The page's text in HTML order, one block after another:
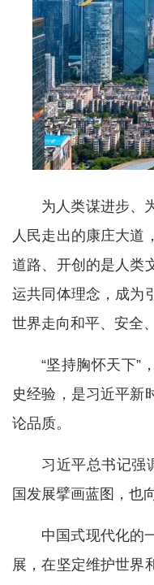
为人类谋进步、
人民走出的康庄大道
道路、开创的是人类
运共同体理念，成为
世界走向和平、安全
“坚持胸怀天下”
史经验，是习近平新
论品质。
习近平总书记强
国发展擘画蓝图，也
中国式现代化的
展，在坚定维护世界